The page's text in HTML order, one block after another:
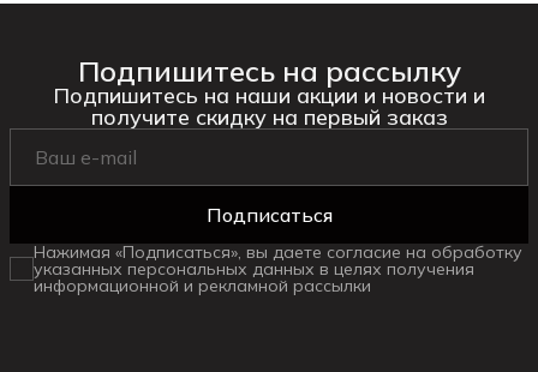
Подпишитесь на рассылку
Подпишитесь на наши акции и новости и
получите скидку на первый заказ
Подписаться
Нажимая «Подписаться», вы даете согласие на обработку
указанных персональных данных в целях получения
информационной и рекламной рассылки